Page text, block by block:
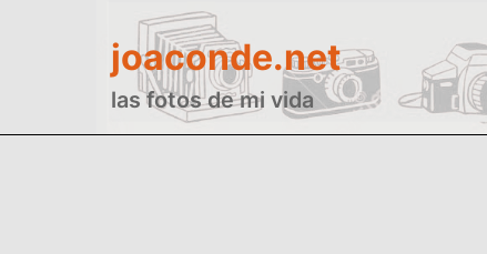
joaconde.net
las fotos de mi vida